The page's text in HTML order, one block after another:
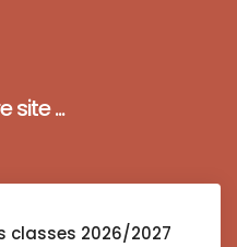
site ...
classes 2026/2027